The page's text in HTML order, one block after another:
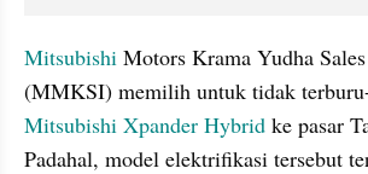
Mitsubishi Motors Krama Yudha
Mitsubishi Xpander Hybrid ke pasar
Padahal, model elektrifikasi tersebut